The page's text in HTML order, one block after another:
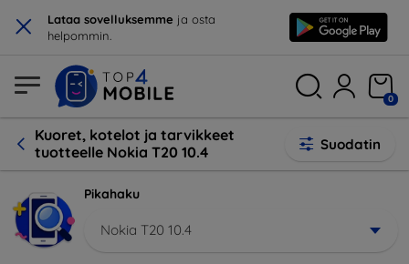
× Lataa sovelluksemme ja osta
helpommin.
0
Kuoret, kotelot ja tarvikkeet
tuotteelle Nokia T20 10.4
Suodatin
Pikahaku
Nokia T20 10.4